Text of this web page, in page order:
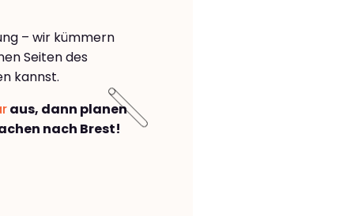
– wir kümmern
Seiten des
kannst.
aus, dann planen
nach Brest!